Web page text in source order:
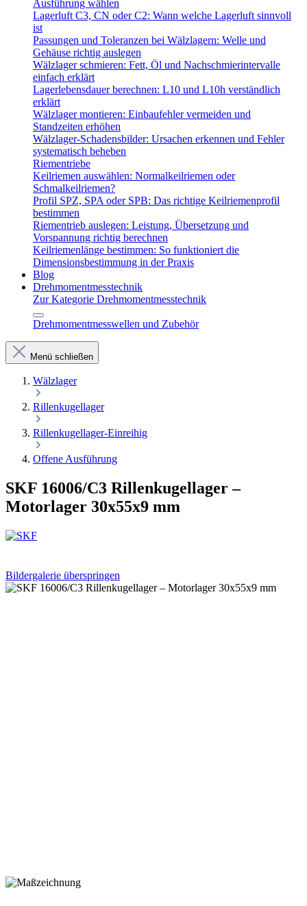
Ausführung wählen
Lagerluft C3, CN oder C2: Wann welche Lagerluft sinnvoll
ist
Passungen und Toleranzen bei Wälzlagern: Welle und
Gehäuse richtig auslegen
Wälzlager schmieren: Fett, Öl und Nachschmierintervalle
einfach erklärt
Lagerlebensdauer berechnen: L10 und L10h verständlich
erklärt
Wälzlager montieren: Einbaufehler vermeiden und
Standzeiten erhöhen
Wälzlager-Schadensbilder: Ursachen erkennen und Fehler
systematisch beheben
Riementriebe
Keilriemen auswählen: Normalkeilriemen oder
Schmalkeilriemen?
Profil SPZ, SPA oder SPB: Das richtige Keilriemenprofil
bestimmen
Riementrieb auslegen: Leistung, Übersetzung und
Vorspannung richtig berechnen
Keilriemenlänge bestimmen: So funktioniert die
Dimensionsbestimmung in der Praxis
Blog
Drehmomentmesstechnik
Zur Kategorie Drehmomentmesstechnik
Drehmomentmesswellen und Zubehör
Menü schließen
Wälzlager
Rillenkugellager
Rillenkugellager-Einreihig
Offene Ausführung
SKF 16006/C3 Rillenkugellager –
Motorlager 30x55x9 mm
Bildergalerie überspringen